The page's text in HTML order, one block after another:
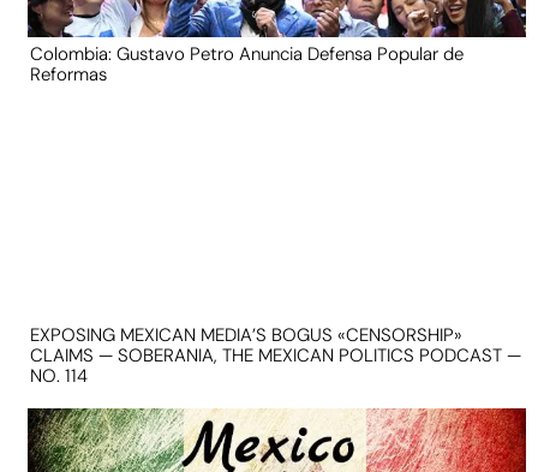
Colombia: Gustavo Petro Anuncia Defensa Popular de
Reformas
EXPOSING MEXICAN MEDIA’S BOGUS «CENSORSHIP»
CLAIMS — SOBERANIA, THE MEXICAN POLITICS PODCAST —
NO. 114